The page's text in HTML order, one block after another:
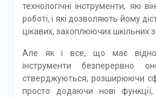
технологічні інструменти, які
роботі, і які дозволяють йому
цікавих, захоплюючих шкільних
Але як і все, що має
інструменти безперервно
стверджуються, розширюючи
просто додаючи нові